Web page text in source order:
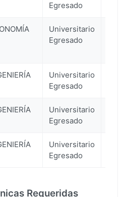
Egresado
Universitario
Egresado
Universitario
Egresado
Universitario
Egresado
Universitario
Egresado
Requeridas